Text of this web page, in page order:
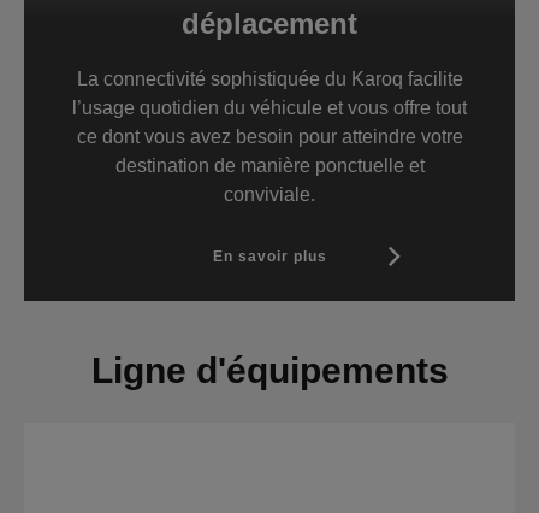
déplacement
La connectivité sophistiquée du Karoq facilite
l’usage quotidien du véhicule et vous offre tout
ce dont vous avez besoin pour atteindre votre
destination de manière ponctuelle et
conviviale.
En savoir plus
Ligne d'équipements